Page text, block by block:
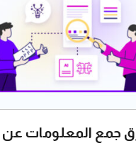
جمع المعلومات عن